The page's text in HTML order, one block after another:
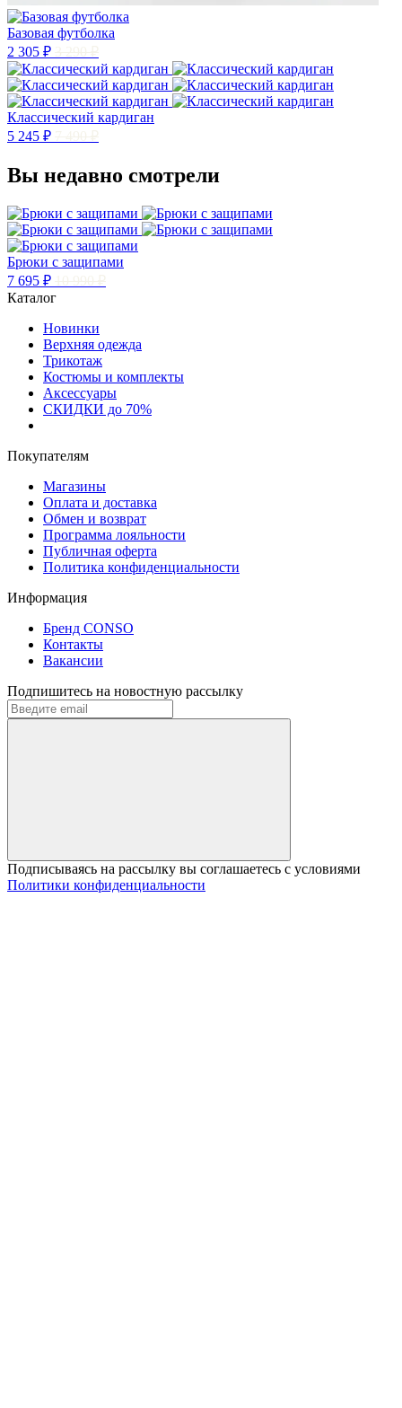
Базовая футболка
2 305 ₽
Классический кардиган
5 245 ₽
Вы недавно смотрели
Брюки с защипами
7 695 ₽
Каталог
Новинки
Верхняя одежда
Трикотаж
Костюмы и комплекты
Аксессуары
СКИДКИ до 70%
Покупателям
Магазины
Оплата и доставка
Обмен и возврат
Программа лояльности
Публичная оферта
Политика конфиденциальности
Информация
Бренд CONSO
Контакты
Вакансии
Подпишитесь на новостную рассылку
Подписываясь на рассылку вы соглашаетесь с условиями
Политики конфиденциальности